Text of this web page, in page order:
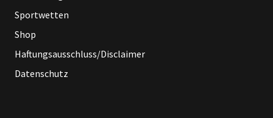
Sportwetten
Shop
Haftungsausschluss/Disclaimer
Datenschutz